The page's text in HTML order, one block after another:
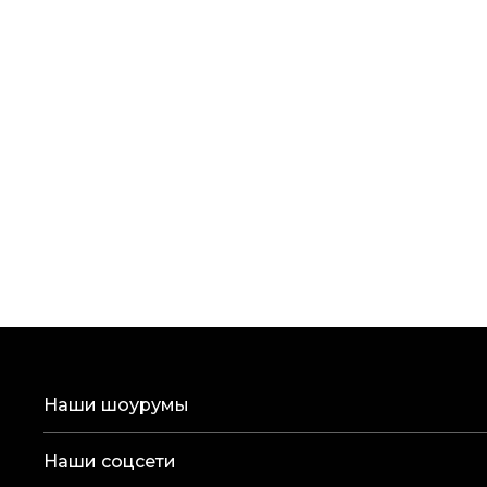
Наши шоурумы
Наши соцсети